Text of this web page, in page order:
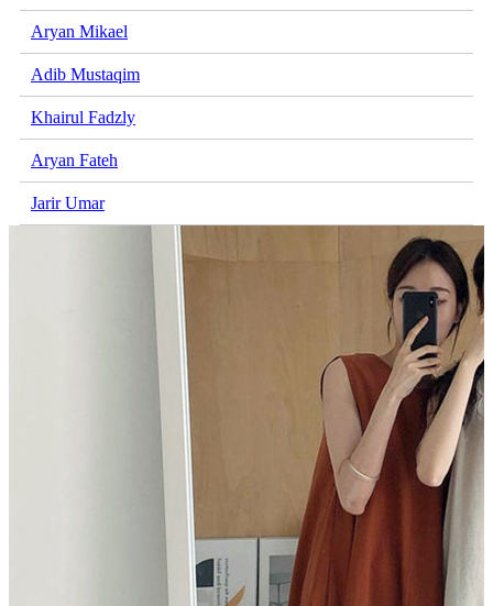
Aryan Mikael
Adib Mustaqim
Khairul Fadzly
Aryan Fateh
Jarir Umar